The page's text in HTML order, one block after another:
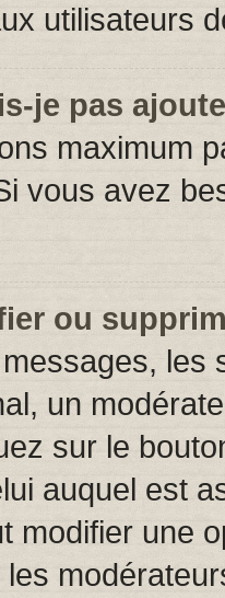
utilisateurs
je pas
maximum
vous avez
ou
les
un
sur le
auquel est
modifier une